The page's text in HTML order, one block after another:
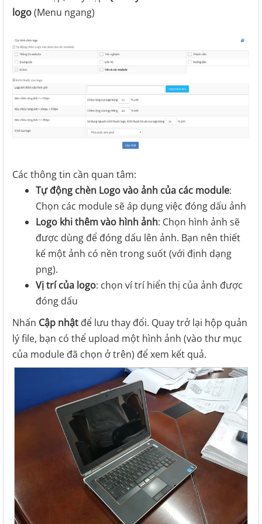
logo(Menu ngang)
Các thông tin cần quan tâm:
Tự động chèn Logo vào ảnh của các module:
Chọn các module sẽ áp dụng việc đóng dấu ảnh
Logo khi thêm vào hình ảnh: Chọn hình ảnh sẽ
được dùng để đóng dấu lên ảnh. Bạn nên thiết
kế một ảnh có nền trong suốt (với định dạng
png).
Vị trí của logo: chọn ví trí hiển thị của ảnh được
đóng dấu
Nhấn Cập nhật để lưu thay đổi. Quay trở lại hộp quản
lý file, bạn có thể upload một hình ảnh (vào thư mục
của module đã chọn ở trên) để xem kết quả.